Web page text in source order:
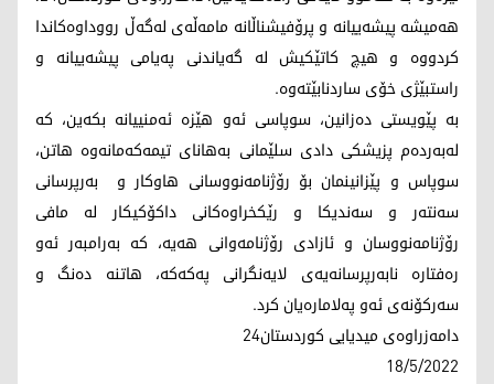
هه‌میشه‌ پیشەییانە و پرۆفیشناڵانە مامه‌ڵه‌ی له‌گه‌ڵ رووداوه‌كاندا
كردووه‌ و هیچ کاتێکیش لە گەیاندنی پەیامی پیشەییانە و
راستبێژی خۆی ساردنابێتەوە.
بە پێویستی دەزانین، سوپاسی ئه‌و هێزه‌ ئه‌منییانه‌ بکەین، كه‌
له‌به‌رده‌م پزیشكی دادی سلێمانی به‌هانای تیمه‌كه‌مانه‌وه‌ هاتن،
سوپاس و پێزانینمان بۆ رۆژنامەنووسانی هاوکار و بەرپرسانی
سه‌نته‌ر و سەندیکا و رێكخراوەکانی داکۆکیکار له‌ مافی
رۆژنامه‌نووسان و ئازادی رۆژنامەوانی هەیە، كه‌ به‌رامبه‌ر ئه‌و
رەفتارە‌ نابه‌رپرسانه‌یەی لایەنگرانی پەکەکە، هاتنه‌ ده‌نگ و
سەرکۆنەی ئه‌و په‌لاماره‌یان كرد.
دامه‌زراوه‌ی میدیایی كوردستان24
18/5/2022